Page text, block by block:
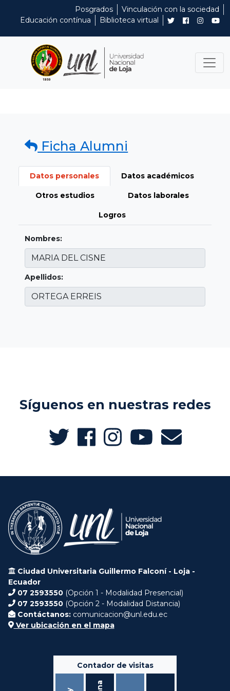
Posgrados
Vinculación con la sociedad
Educación contínua
Biblioteca virtual
Ficha Alumni
Datos personales Datos académicos
Otros estudios Datos laborales
Logros
Nombres:
Apellidos:
Síguenos en nuestras redes
Ciudad Universitaria Guillermo Falconí - Loja -
Ecuador
07 2593550 (Opción 1 - Modalidad Presencial)
07 2593550 (Opción 2 - Modalidad Distancia)
Contáctanos: comunicacion@unl.edu.ec
Ver ubicación en el mapa
Contador de visitas